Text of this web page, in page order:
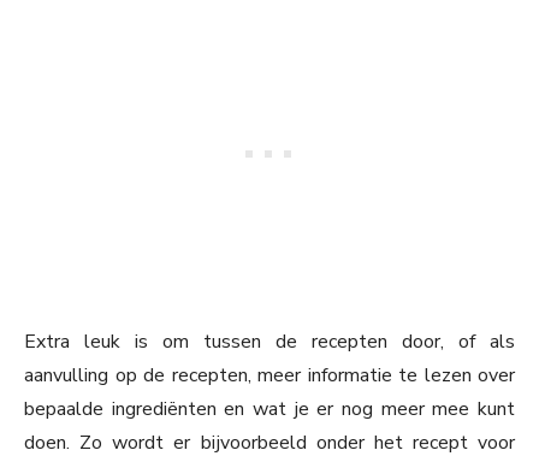
Extra leuk is om tussen de recepten door, of als
aanvulling op de recepten, meer informatie te lezen over
bepaalde ingrediënten en wat je er nog meer mee kunt
doen. Zo wordt er bijvoorbeeld onder het recept voor